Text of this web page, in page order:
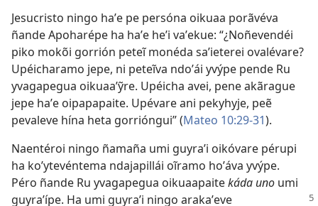
Jesucristo ningo haʼe pe persóna oikuaa porãvéva
ñande Apoharépe ha haʼe heʼi vaʼekue: “¿Noñevendéi
piko mokõi gorrión peteĩ monéda saʼieterei ovalévare?
Upéicharamo jepe, ni peteĩva ndoʼái yvýpe pende Ru
yvagapegua oikuaaʼỹre. Upéicha avei, pene akãrague
jepe haʼe oipapapaite. Upévare ani pekyhyje, peẽ
pevaleve hína heta gorrióngui” (Mateo 10:29-31).
Naentéroi ningo ñamaña umi guyraʼi oikóvare pérupi
ha koʼytevéntema ndajapillái oĩramo hoʼáva yvýpe.
Péro ñande Ru yvagapegua oikuaapaitekáda uno umi
guyraʼípe. Ha umi guyraʼi ningo arakaʼeve